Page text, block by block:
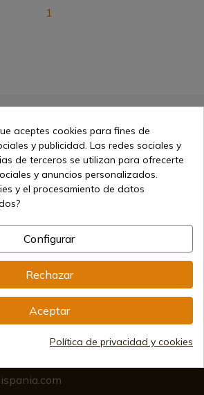
1
online desde 1998
de pago seguros
internacionales
aceptes cookies para fines de
y publicidad. Las redes sociales y
de terceros se utilizan para ofrecerte
y anuncios personalizados.
y el procesamiento de datos
Configurar
Rechazar
Aceptar
Política de privacidad y cookies